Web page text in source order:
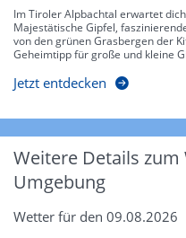
Im Tiroler Alpbachtal erwartet
Majestätische Gipfel,
von den grünen Grasbergen der
Geheimtipp für große und kleine
Jetzt entdecken
Weitere Details
Umgebung
Wetter für den 09.08.2026